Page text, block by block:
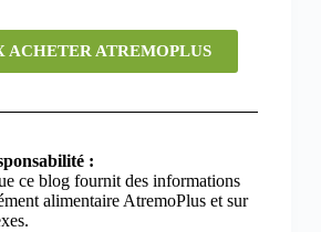
ACHETER ATREMOPLUS
:
ce blog fournit des informations
alimentaire AtremoPlus et sur